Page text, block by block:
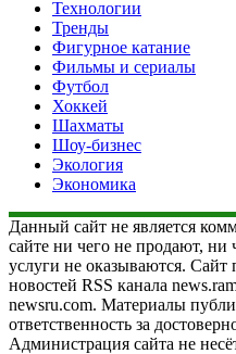
Технологии
Тренды
Фигурное катание
Фильмы и сериалы
Футбол
Хоккей
Шахматы
Шоу-бизнес
Экология
Экономика
Данный сайт не является
сайте ни чего не продают, ни
услуги не оказываются. Сайт
новостей RSS канала
newsru.com. Материалы
ответственность за
Администрация сайта не